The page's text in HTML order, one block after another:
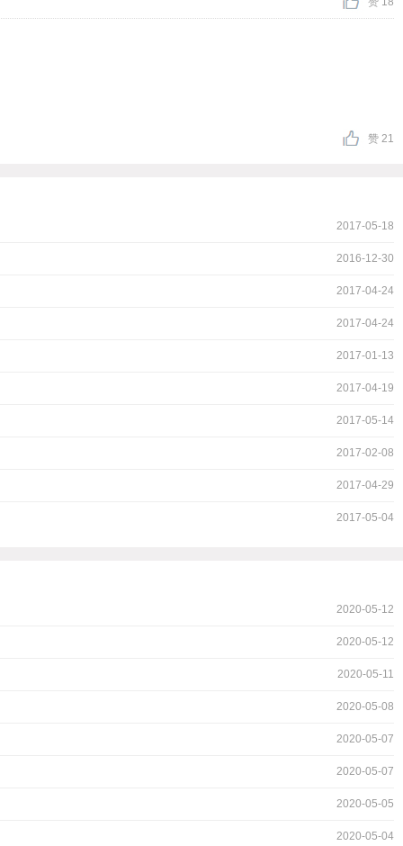
赞 21
2017-05-18
2016-12-30
2017-04-24
2017-04-24
2017-01-13
2017-04-19
2017-05-14
2017-02-08
2017-04-29
2017-05-04
2020-05-12
2020-05-12
2020-05-11
2020-05-08
2020-05-07
2020-05-07
2020-05-05
2020-05-04